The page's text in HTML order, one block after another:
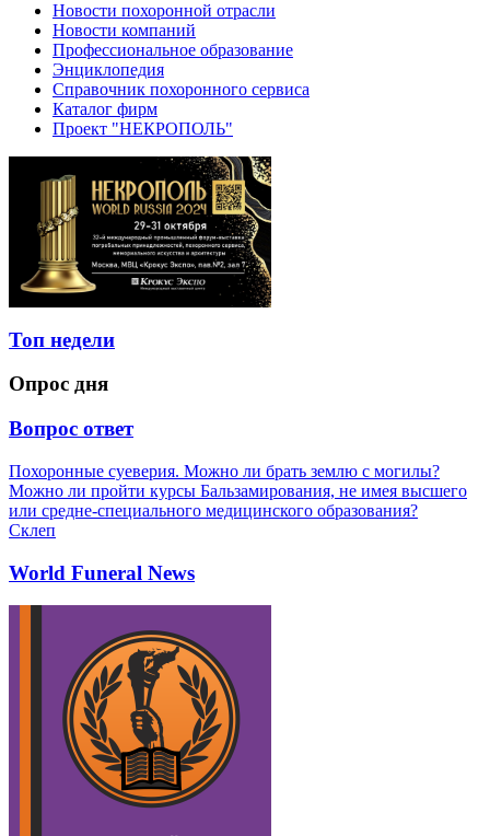
Новости похоронной отрасли
Новости компаний
Профессиональное образование
Энциклопедия
Справочник похоронного сервиса
Каталог фирм
Проект "НЕКРОПОЛЬ"
Топ недели
Опрос дня
Вопрос ответ
Похоронные суеверия. Можно ли брать землю с могилы?
Можно ли пройти курсы Бальзамирования, не имея высшего
или средне-специального медицинского образования?
Склеп
World Funeral News